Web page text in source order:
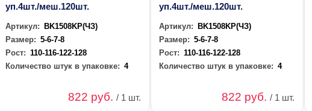
уп.4шт./меш.120шт.
Артикул:
BK1508KP(ЧЗ)
Размер: 5-6-7-8
Рост: 110-116-122-128
Количество штук в упаковке: 4
822 руб./ 1 шт.
уп.4шт./меш.120шт.
Артикул:
BK1508KP(ЧЗ)
Размер: 5-6-7-8
Рост: 110-116-122-128
Количество штук в упаковке: 4
822 руб./ 1 шт.